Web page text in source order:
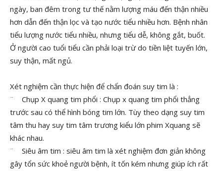
ngày, ban đêm trong tư thế nằm lượng máu đến thận nhiều
hơn dẫn đến thận lọc và tạo nước tiểu nhiều hơn. Bệnh nhân
tiểu lượng nước tiểu nhiều, nhưng tiểu dễ, không gắt, buốt.
Ở người cao tuổi tiểu cần phải loại trừ do tiền liệt tuyến lớn,
suy thận, mất ngủ.
Xét nghiệm cần thực hiện để chẩn đoán suy tim là :
¨ Chụp X quang tim phổi : Chụp x quang tim phổi thẳng
trước sau có thể hình bóng tim lớn. Tùy theo dạng suy tim
tâm thu hay suy tim tâm trương kiểu lớn phim Xquang sẽ
khác nhau.
¨ Siêu âm tim : siêu âm tim là xét nghiệm đơn giản không
gây tổn sức khoẻ người bệnh, ít tốn kém nhưng giúp ích rất